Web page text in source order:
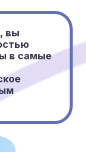
вы
в самые